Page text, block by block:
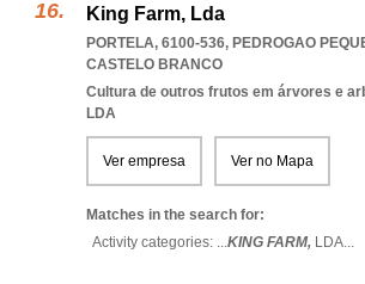
King Farm, Lda
PORTELA, 6100-536, PEDROGAO
CASTELO BRANCO
Cultura de outros frutos em árvores e
LDA
Ver empresa Ver no Mapa
Matches in the search for:
Activity categories: ...KING FARM, LDA...